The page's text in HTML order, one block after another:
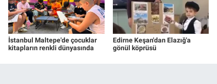
İstanbul Maltepe'de çocuklar
kitapların renkli dünyasında
Edirne Keşan'dan Elazığ'a
gönül köprüsü